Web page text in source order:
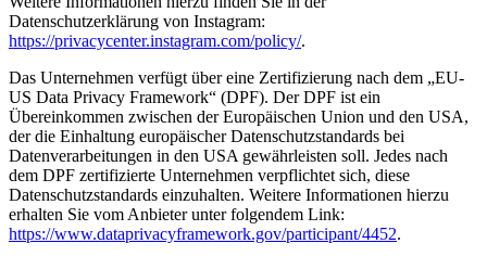
Datenschutzerklärung von Instagram:
https://privacycenter.instagram.com/policy/.
Das Unternehmen verfügt über eine Zertifizierung nach dem „EU-
US Data Privacy Framework“ (DPF). Der DPF ist ein
Übereinkommen zwischen der Europäischen Union und den USA,
der die Einhaltung europäischer Datenschutzstandards bei
Datenverarbeitungen in den USA gewährleisten soll. Jedes nach
dem DPF zertifizierte Unternehmen verpflichtet sich, diese
Datenschutzstandards einzuhalten. Weitere Informationen hierzu
erhalten Sie vom Anbieter unter folgendem Link:
https://www.dataprivacyframework.gov/participant/4452.